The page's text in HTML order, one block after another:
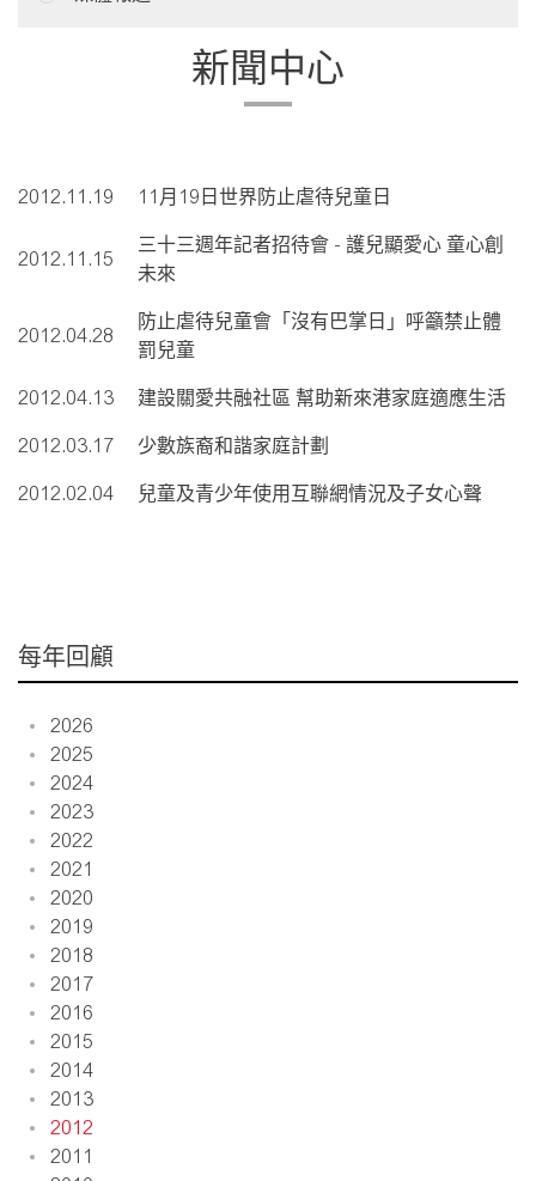
新聞中心
2012.11.19 11月19日世界防止虐待兒童日
2012.11.15
三十三週年記者招待會 - 護兒顯愛心 童心創
未來
2012.04.28
防止虐待兒童會「沒有巴掌日」呼籲禁止體
罰兒童
2012.04.13 建設關愛共融社區 幫助新來港家庭適應生活
2012.03.17 少數族裔和諧家庭計劃
2012.02.04 兒童及青少年使用互聯網情況及子女心聲
每年回顧
2026
2025
2024
2023
2022
2021
2020
2019
2018
2017
2016
2015
2014
2013
2012
2011